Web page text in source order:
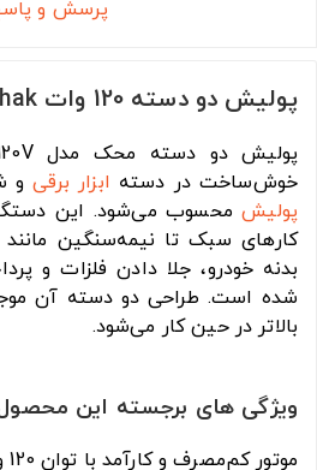
پرسش و
پولیش دو دسته 120 وات Mahak مدل AP-120V
خوش‌ساخت در دسته ابزار برقیو
پولیش
کارهای سبک تا نیمه‌سنگین
بدنه خودرو، جلا دادن فلزات و
شده است. طراحی دو دسته آن
بالاتر در حین کار می‌شود.
ویژگی های برجسته این
موتور کم‌مصرف و کارآمد با توان 120 وات